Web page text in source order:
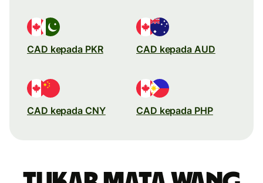
CAD kepada PKR CAD kepada AUD
CAD kepada CNY CAD kepada PHP